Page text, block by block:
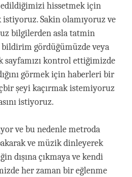
hissetmek için
istiyoruz. Sakin olamıyoruz ve
bilgilerden asla tatmin
bildirim gördüğümüzde veya
sayfamızı kontrol ettiğimizde
görmek için haberleri bir
şeyi kaçırmak istemiyoruz
istiyoruz.
ve bu nedenle metroda
ve müzik dinleyerek
dışına çıkmaya ve kendi
her zaman bir eğlenme